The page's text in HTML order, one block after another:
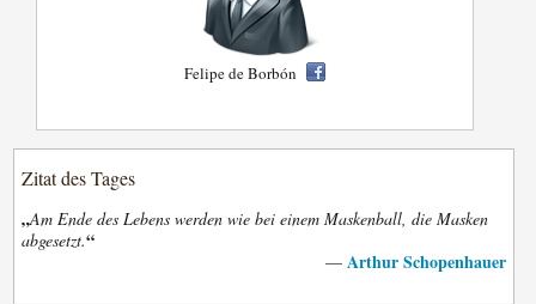
Felipe de Borbón
Zitat des Tages
„Am Ende des Lebens werden wie bei einem Maskenball, die Masken
abgesetzt.“
— Arthur Schopenhauer